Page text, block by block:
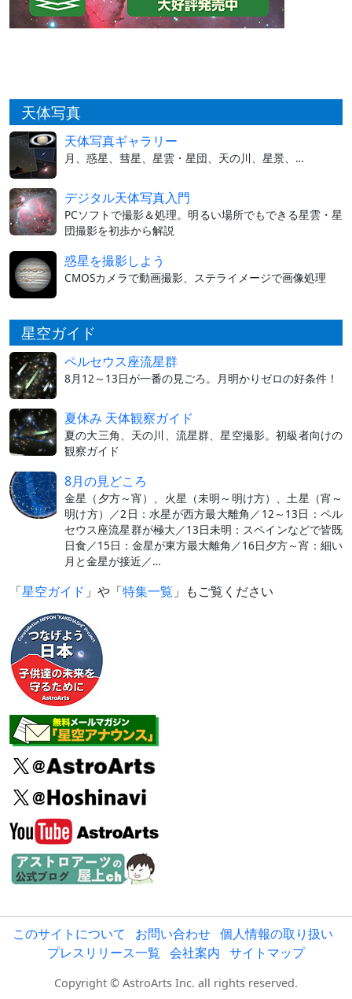
天体写真
天体写真ギャラリー
月、惑星、彗星、星雲・星団、天の川、星景、…
デジタル天体写真入門
PCソフトで撮影＆処理。明るい場所でもできる星雲・星
団撮影を初歩から解説
惑星を撮影しよう
CMOSカメラで動画撮影、ステライメージで画像処理
星空ガイド
ペルセウス座流星群
8月12～13日が一番の見ごろ。月明かりゼロの好条件！
夏休み 天体観察ガイド
夏の大三角、天の川、流星群、星空撮影。初級者向けの
観察ガイド
8月の見どころ
金星（夕方～宵）、火星（未明～明け方）、土星（宵～
明け方）／2日：水星が西方最大離角／12～13日：ペル
セウス座流星群が極大／13日未明：スペインなどで皆既
日食／15日：金星が東方最大離角／16日夕方～宵：細い
月と金星が接近／…
「星空ガイド 」や「特集一覧 」もご覧ください
このサイトについて お問い合わせ 個人情報の取り扱い
プレスリリース一覧 会社案内 サイトマップ
Copyright © AstroArts Inc. all rights reserved.